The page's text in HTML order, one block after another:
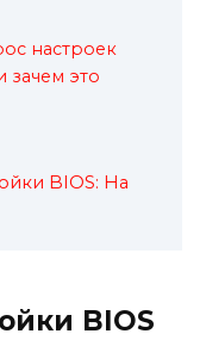
настроек
зачем это
BIOS: На
BIOS